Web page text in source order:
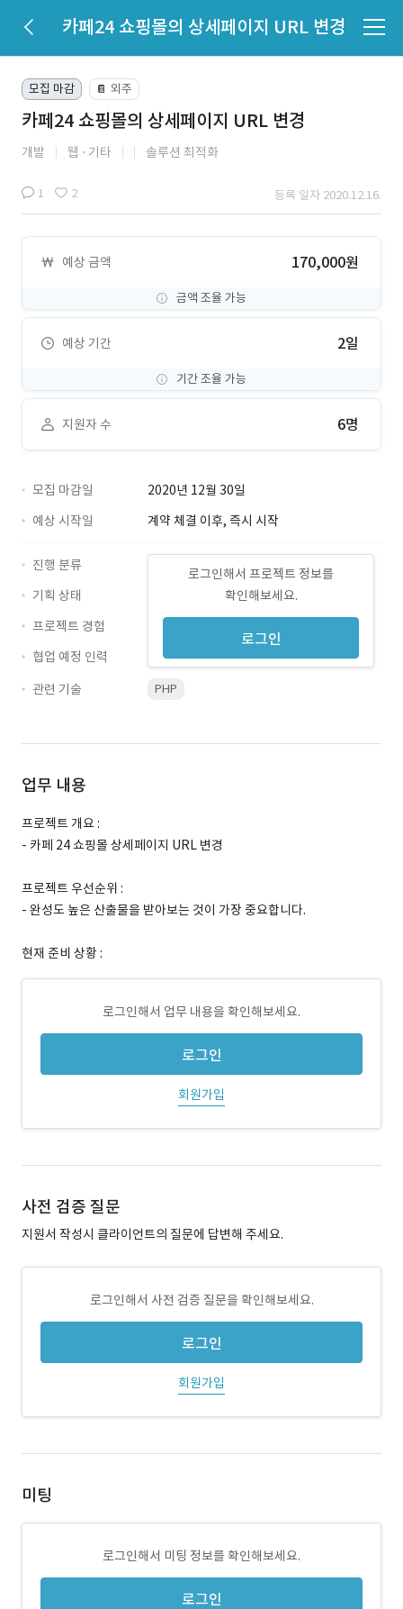
카페24 쇼핑몰의 상세페이지 URL 변경
모집 마감 📔 외주
카페24 쇼핑몰의 상세페이지 URL 변경
개발 웹 기타 솔루션 최적화
1 2 등록 일자 2020.12.16.
예상 금액 170,000원
금액 조율 가능
예상 기간 2일
기간 조율 가능
지원자 수 6명
모집 마감일
2020년 12월 30일
예상 시작일
계약 체결 이후, 즉시 시작
로그인해서 프로젝트 정보를
확인해보세요.
로그인
진행 분류
기획 상태
프로젝트 경험
협업 예정 인력
관련 기술
PHP
업무 내용
프로젝트 개요 :
- 카페 24 쇼핑몰 상세페이지 URL 변경
프로젝트 우선순위 :
- 완성도 높은 산출물을 받아보는 것이 가장 중요합니다.
현재 준비 상황 :
로그인해서 업무 내용을 확인해보세요.
로그인
회원가입
사전 검증 질문
지원서 작성시 클라이언트의 질문에 답변해 주세요.
로그인해서 사전 검증 질문을 확인해보세요.
로그인
회원가입
미팅
로그인해서 미팅 정보를 확인해보세요.
로그인